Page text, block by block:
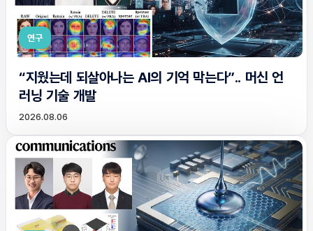
연구
“지웠는데 되살아나는 AI의 기억 막는다”.. 머신 언
러닝 기술 개발
2026.08.06